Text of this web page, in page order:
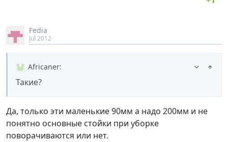
Fedia
Jul 2012
Africaner:
Такие?
Да, только эти маленькие 90мм а надо 200мм и не
понятно основные стойки при уборке
поворачиваются или нет.